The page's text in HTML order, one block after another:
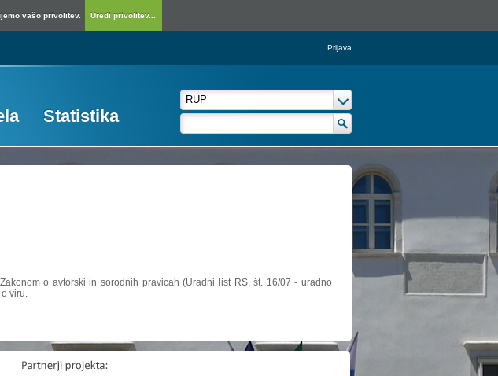
vašo privolitev. Uredi privolitev...
Prijava
Statistika
o avtorski in sorodnih pravicah (Uradni list RS, št. 16/07 - uradno
viru.